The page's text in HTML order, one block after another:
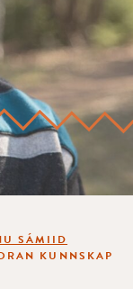
SÁMIID
KUNNSKAP